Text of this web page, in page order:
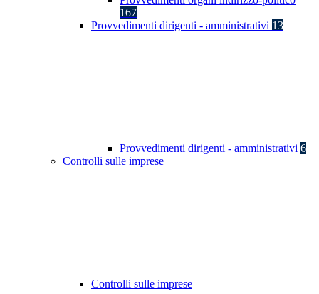
167
Provvedimenti dirigenti - amministrativi 13
Provvedimenti dirigenti - amministrativi 6
Controlli sulle imprese
Controlli sulle imprese